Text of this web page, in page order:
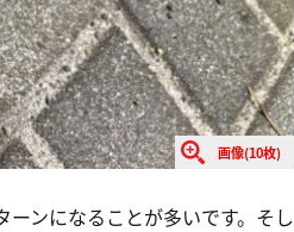
画像(10枚)
ンになることが多いです。そし